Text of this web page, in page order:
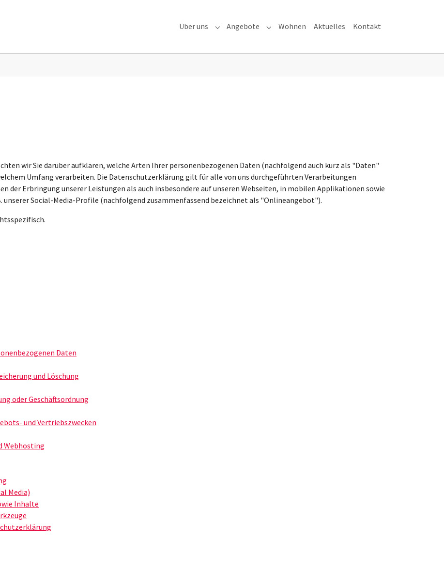
Über uns Submenu for "Über uns"
Angebote Submenu for "Angebote"
Wohnen Aktuelles Kontakt
wir Sie darüber aufklären, welche Arten Ihrer personenbezogenen Daten (nachfolgend auch kurz als "Daten"
Umfang verarbeiten. Die Datenschutzerklärung gilt für alle von uns durchgeführten Verarbeitungen
der Erbringung unserer Leistungen als auch insbesondere auf unseren Webseiten, in mobilen Applikationen sowie
unserer Social-Media-Profile (nachfolgend zusammenfassend bezeichnet als "Onlineangebot").
Daten
und Löschung
oder Geschäftsordnung
und Vertriebszwecken
Webhosting
Media)
Inhalte